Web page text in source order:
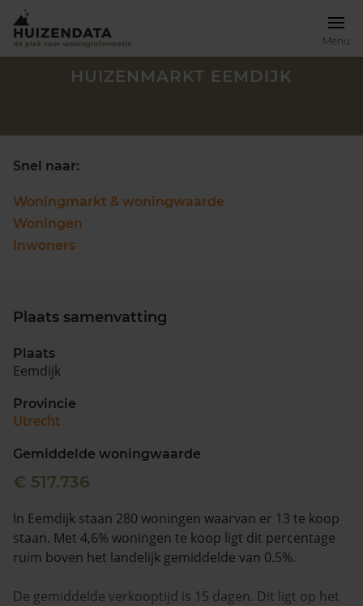
Menu
Zoek een woning
088 220 4200
Maandag t/m vrijdag - 08:00 -18:00
HUIZENMARKT EEMDIJK
Snel naar:
Woningmarkt & woningwaarde
Woningen
Inwoners
Plaats samenvatting
Plaats
Eemdijk
Provincie
Utrecht
Gemiddelde woningwaarde
€ 517.736
In Eemdijk staan 280 woningen waarvan er 13 te koop
staan. Met 4,6% woningen te koop ligt dit percentage
ruim boven het landelijk gemiddelde van 0.5%.
De gemiddelde verkooptijd is 15 dagen. Dit ligt op het